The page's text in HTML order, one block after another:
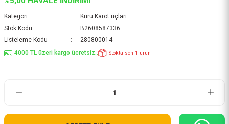
Kategori
Kuru Karot uçları
Stok Kodu
B2608587336
Listeleme Kodu
280800014
4000 TL üzeri kargo ücretsiz..
Stokta son 1 ürün